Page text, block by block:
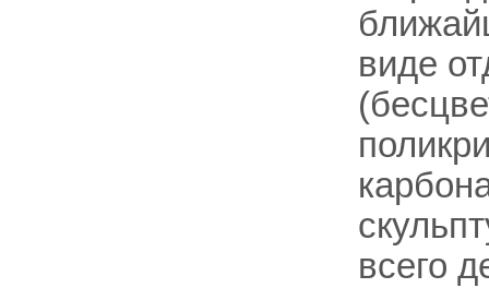
виде
всего